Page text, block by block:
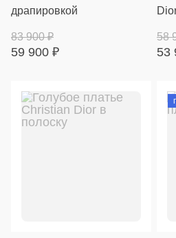
драпировкой
59 900 ₽
83 900₽
53
58